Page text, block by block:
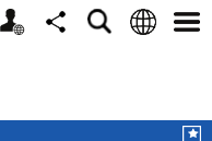
個
分
搜
語
選